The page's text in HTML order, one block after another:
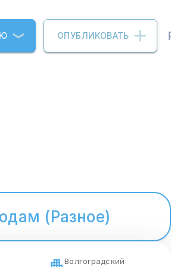
ОПУБЛИКОВАТЬ
(Разное)
Волгоградский